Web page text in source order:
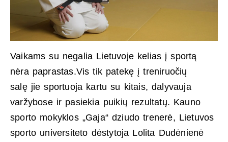
Vaikams su negalia Lietuvoje kelias į sportą
nėra paprastas.Vis tik patekę į treniruočių
salę jie sportuoja kartu su kitais, dalyvauja
varžybose ir pasiekia puikių rezultatų. Kauno
sporto mokyklos „Gaja“ dziudo trenerė, Lietuvos
sporto universiteto dėstytoja Lolita Dudėnienė